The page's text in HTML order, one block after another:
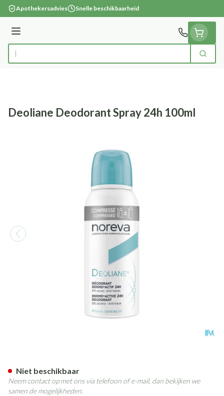
Ga naar de inhoud
Apothekersadvies Snelle beschikbaarheid
Menu
Product, merk, categorie... Zoek
Deoliane Deodorant Spray 24h 100ml
Niet beschikbaar
Neem contact op met ons via telefoon of e-mail, dan bekijken we
samen de mogelijkheden.